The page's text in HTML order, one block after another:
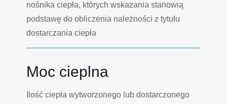
nośnika ciepła, których wskazania stanowią
podstawę do obliczenia należności z tytułu
dostarczania ciepła
Moc cieplna
Ilość ciepła wytworzonego lub dostarczonego